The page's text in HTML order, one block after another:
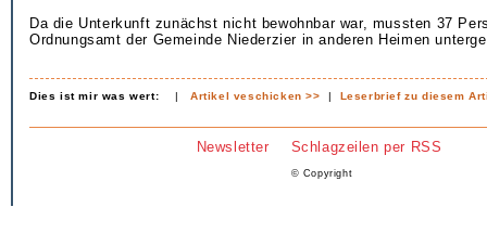
Da die Unterkunft zunächst nicht bewohnbar war, mussten 37
Ordnungsamt der Gemeinde Niederzier in anderen Heimen
Dies ist mir was wert: |Artikel veschicken >> | Leserbrief zu diesem
Newsletter Schlagzeilen per RSS
© Copyright